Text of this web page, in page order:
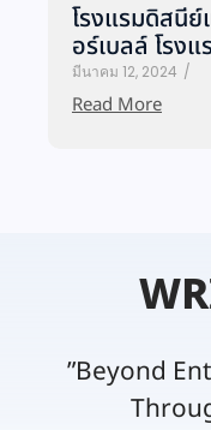
โรงแรมดิสนี
อร์เบลล์ โรง
มีนาคม 12, 2024 /
Read More
”Beyond